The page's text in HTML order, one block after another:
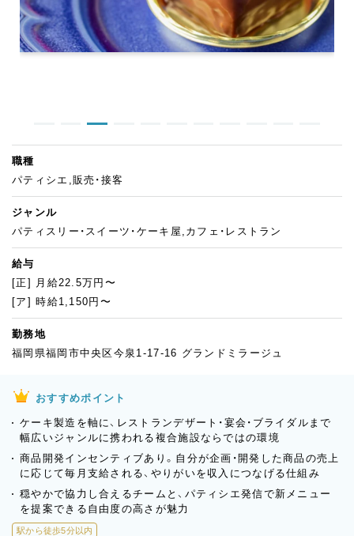
職種
パティシエ,販売・接客
ジャンル
パティスリー・スイーツ・ケーキ屋,カフェ・レストラン
給与
[正] 月給22.5万円〜
[ア] 時給1,150円〜
勤務地
福岡県福岡市中央区今泉1-17-16 グランドミラージュ
おすすめポイント
ケーキ製造を軸に、レストランデザート・宴会・ブライダルまで
幅広いジャンルに携われる複合施設ならではの環境
商品開発インセンティブあり。自分が企画・開発した商品の売上
に応じて毎月支給される、やりがいを収入につなげる仕組み
穏やかで協力し合えるチームと、パティシエ発信で新メニュー
を提案できる自由度の高さが魅力
駅から徒歩5分以内